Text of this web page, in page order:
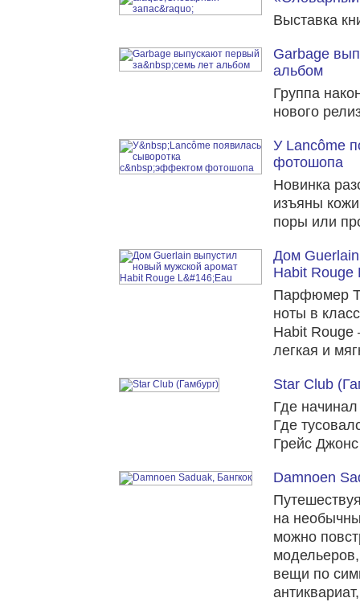
Выставка
Garbage
альбом
Группа
нового
У Lancôme
фотошопа
Новинка
изъяны
поры или
Дом
Habit Rouge
Парфюмер
ноты в
Habit Rouge
легкая и
Star Club
Где
Где
Грейс
Damnoen
на
можно
вещи по